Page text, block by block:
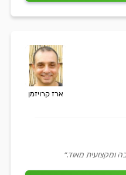
ארז קרויזמן
ומקצועית מאוד.״